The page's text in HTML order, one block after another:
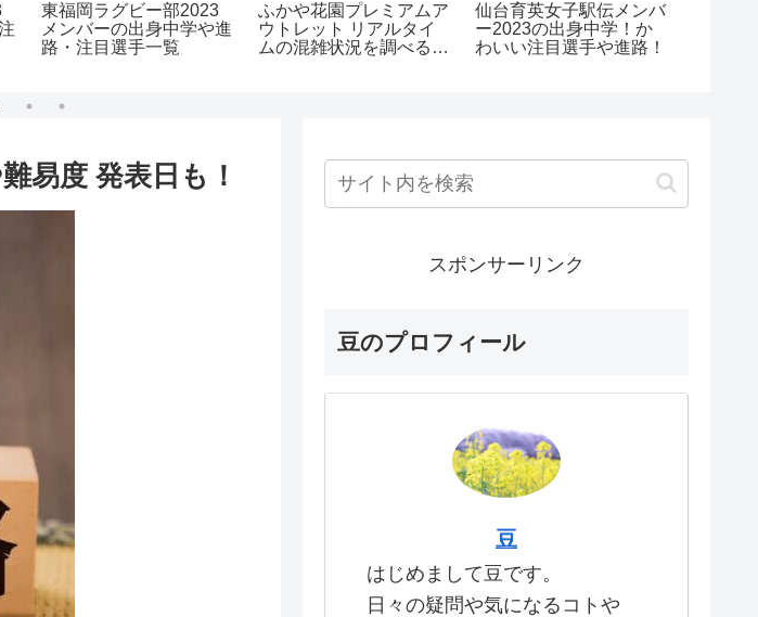
東福岡ラグビー部2023
メンバーの出身中学や進
路・注目選手一覧
ふかや花園プレミアムア
ウトレット リアルタイ
ムの混雑状況を調べる方
仙台育英女子駅伝メンバ
ー2023の出身中学！か
わいい注目選手や進路！
易度 発表日も！
スポンサーリンク
豆のプロフィール
豆
はじめまして豆です。
日々の疑問や気になるコトや